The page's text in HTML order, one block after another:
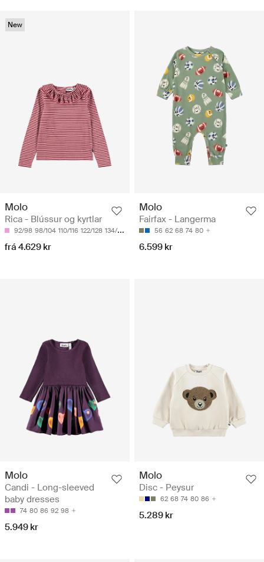
New
Molo
Rica - Blússur og kyrtlar
92/98 98/104 110/116 122/128 134/140
frá 4.629 kr
Molo
Fairfax - Langerma
56 62 68 74 80
6.599 kr
Molo
Candi - Long-sleeved
baby dresses
74 80 86 92 98
5.949 kr
Molo
Disc - Peysur
62 68 74 80 86
5.289 kr